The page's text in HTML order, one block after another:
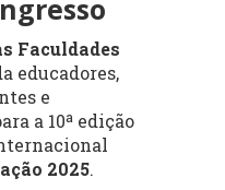
Faculdades
educadores,
e
a 10ª edição
2025.